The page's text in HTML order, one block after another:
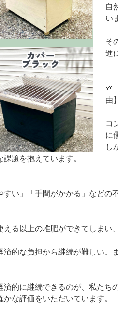
自
い
そ
進
🌱
由】
コ
に
し
題を抱えています。
すい」「手間がかかる」など
える以上の堆肥ができてしまい
的な負担から継続が難しい
済的に継続できるのが、私た
な評価をいただいています。